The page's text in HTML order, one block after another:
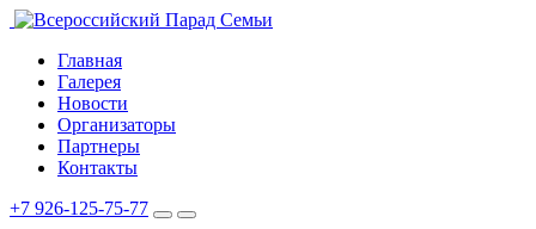
Главная
Галерея
Новости
Организаторы
Партнеры
Контакты
+7 926-125-75-77